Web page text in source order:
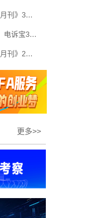
网经社数字零售台第47期《数字零售月刊》3月原创精品回顾
《电商月刊》（315特刊）例行发布：电诉宝315调查行动收官！数字零售 数字生活 跨境电商等网络消费“雷区”全景式复盘
网经社数字零售台第46期《数字零售月刊》2月原创精品回顾
更多>>